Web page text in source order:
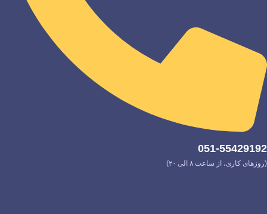
051-55429192
(روزهای کاری، از ساعت ۸ الی ۲۰)